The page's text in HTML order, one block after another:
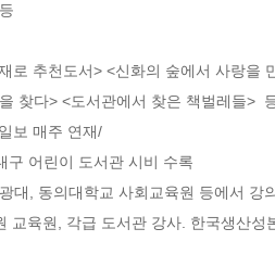
찾다> <도서관에서 찾은 책벌레들>
보 매주 연재/
구 어린이 도서관 시비 수록
대, 동의대학교 사회교육원 등에서 강
교육원, 각급 도서관 강사. 한국생산성